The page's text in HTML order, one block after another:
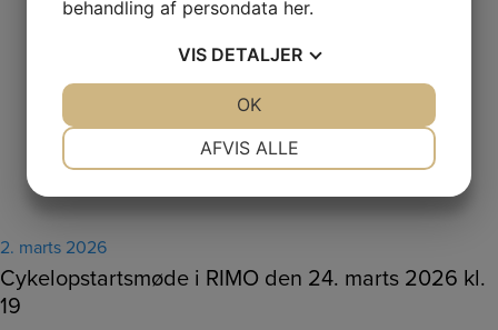
2. marts 2026
Cykelopstartsmøde i RIMO den 24. marts 2026 kl.
19
behandling af persondata her.
VIS DETALJER
AFVIS ALLE
OK